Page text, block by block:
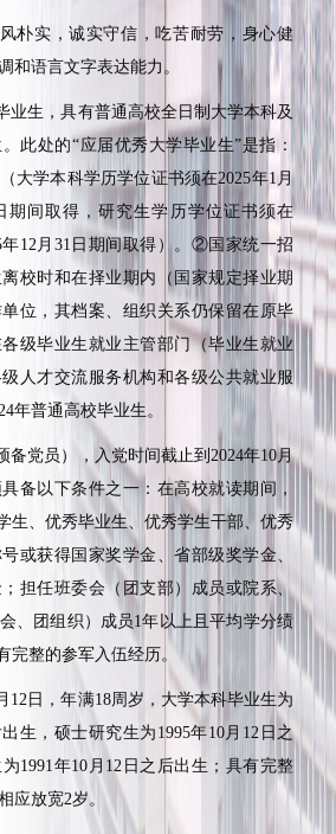
朴实，诚实守信，吃苦耐劳，身心健
和语言文字表达能力。
业生，具有普通高校全日制大学本科及
此处的“应届优秀大学毕业生”是指：
大学本科学历学位证书须在2025年1月
期间取得，研究生学历学位证书须在
年12月 31 日期间取得）。②国家统一招
校时和在择业期内（国家规定择业期
位，其档案、组织关系仍保留在原毕
级毕业生就业主管部门（毕业生就业
人才交流服务机构和各级公共就业服
年普通高校毕业生。
备党员），入党时间截止到 2024年10月
备以下条件之一：在高校就读期间，
生、优秀毕业生、优秀学生干部、优秀
或获得国家奖学金、省部级奖学金、
担任班委会（团支部）成员或院系、
、团组织）成员1年以上且平均学分绩
完整的参军入伍经历。
12 日，年满18周岁，大学本科毕业生为
出生，硕士研究生为 1995年10月 12日之
1991年10 月 12 日之后出生；具有完整
应放宽2岁。